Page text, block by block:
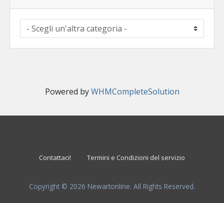
Powered byWHMCompleteSolution
Contattaci! Termini e Condizioni del servizio
Copyright © 2026 Newartonline. All Rights Reserved.